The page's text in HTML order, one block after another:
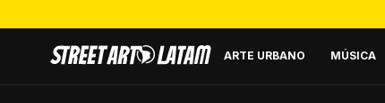
ARTE URBANO MÚSICA